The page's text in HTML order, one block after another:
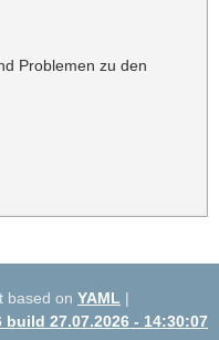
Problemen zu den
based on YAML |
build 27.07.2026 - 14:30:07